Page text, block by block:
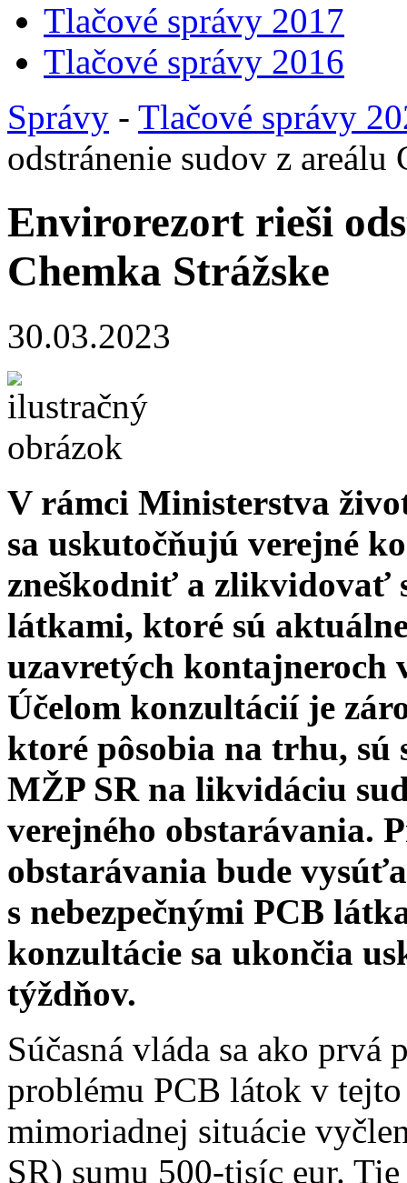
Tlačové správy 2017
Tlačové správy 2016
Správy - Tlačové správy
odstránenie sudov z areálu
Envirorezort rieši
Chemka Strážske
30.03.2023
V rámci Ministerstva
sa uskutočňujú verejné
zneškodniť a zlikvidovať
látkami, ktoré sú
uzavretých kontajneroch
Účelom konzultácií je
ktoré pôsobia na trhu,
MŽP SR na likvidáciu
verejného obstarávania.
obstarávania bude
s nebezpečnými PCB
konzultácie sa ukončia
týždňov.
Súčasná vláda sa ako
problému PCB látok v
mimoriadnej situácie
SR) sumu 500-tisíc eur.